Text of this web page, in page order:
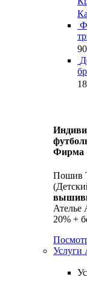
Фирма
Ателье
20% +
Услуги